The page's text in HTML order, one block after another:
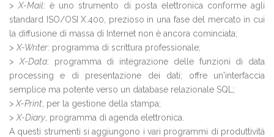
>X-Mail: è uno strumento di posta elettronica conforme agli
standard ISO/OSI X.400, prezioso in una fase del mercato in cui
la diffusione di massa di Internet non è ancora cominciata;
> X-Writer: programma di scrittura professionale;
> X-Data: programma di integrazione delle funzioni di data
processing e di presentazione dei dati; offre un'interfaccia
semplice ma potente verso un database relazionale SQL;
> X-Print , per la gestione della stampa;
> X-Diary , programma di agenda elettronica.
A questi strumenti si aggiungono i vari programmi di produttività